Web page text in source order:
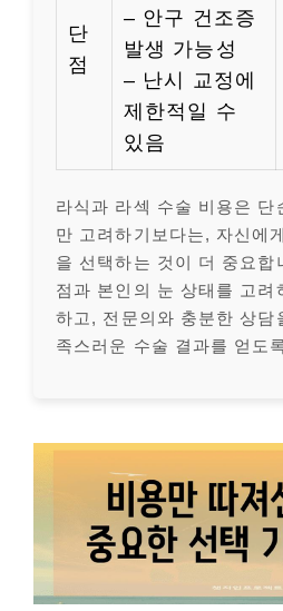
단
점
– 안구 건조증
발생 가능성
– 난시 교정에
제한적일 수
있음
라식과 라섹 수술 비용은 단
만 고려하기보다는, 자신에
을 선택하는 것이 더 중요합
점과 본인의 눈 상태를 고려
하고, 전문의와 충분한 상담
족스러운 수술 결과를 얻도